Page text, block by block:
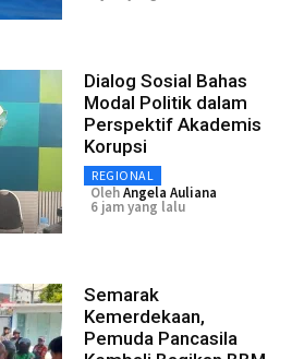
Dialog Sosial Bahas
Modal Politik dalam
Perspektif Akademis
Korupsi
REGIONAL
OlehAngela Auliana
6 jam yang lalu
Semarak
Kemerdekaan,
Pemuda Pancasila